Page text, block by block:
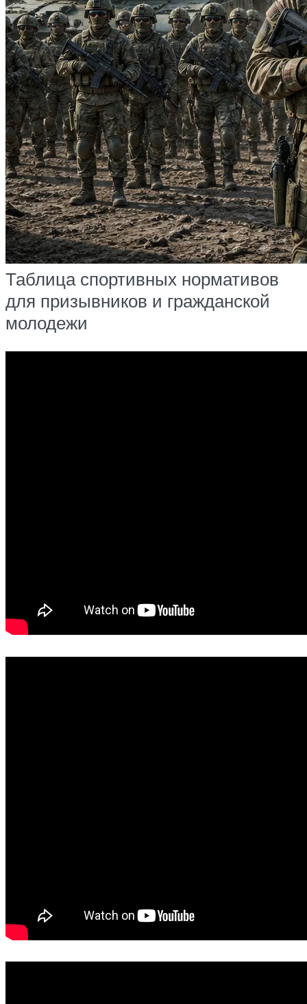
Таблица спортивных нормативов
для призывников и гражданской
молодежи